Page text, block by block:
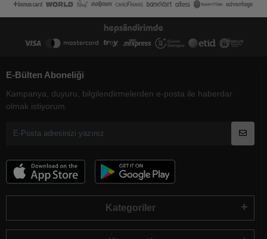
E-Bülten Aboneliği
Kampanya, duyuru, bilgilendirmelerden e-posta ile haberdar
olmak istiyorum.
Kategoriler